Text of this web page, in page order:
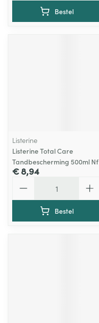
Bestel
Listerine
Listerine Total Care
Tandbescherming 500ml Nf
€ 8,94
Bestel